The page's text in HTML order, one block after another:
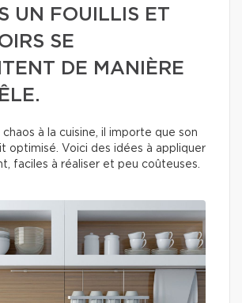
UN FOUILLIS ET
SE
DE MANIÈRE
à la cuisine, il importe que son
optimisé. Voici des idées à appliquer
faciles à réaliser et peu coûteuses.